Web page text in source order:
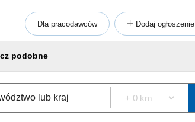
Dla pracodawców Dodaj ogłoszenie
podobne